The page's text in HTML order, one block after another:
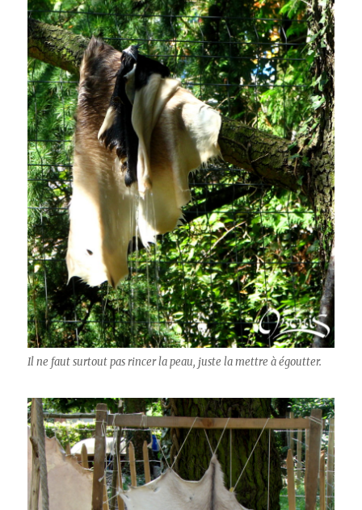
Il ne faut surtout pas rincer la peau, juste la mettre à égoutter.